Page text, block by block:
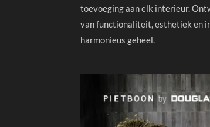
toevoeging aan elk interieur.
van functionaliteit, esthetiek en
harmonieus geheel.